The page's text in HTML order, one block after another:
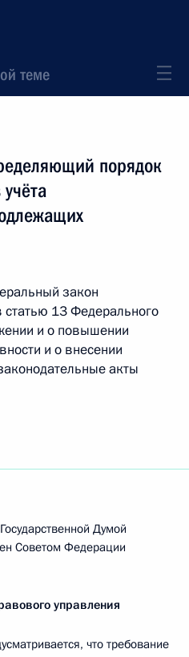
теме
порядок
закон
13 Федерального
и о повышении
и о внесении
акты
Думой
Советом Федерации
управления
что требование